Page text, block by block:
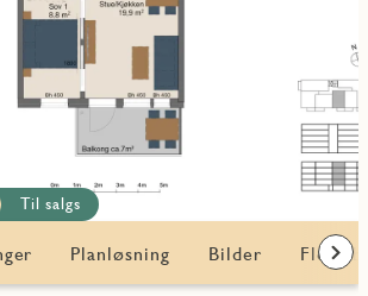
Til salgs
Planløsning Bilder Flere